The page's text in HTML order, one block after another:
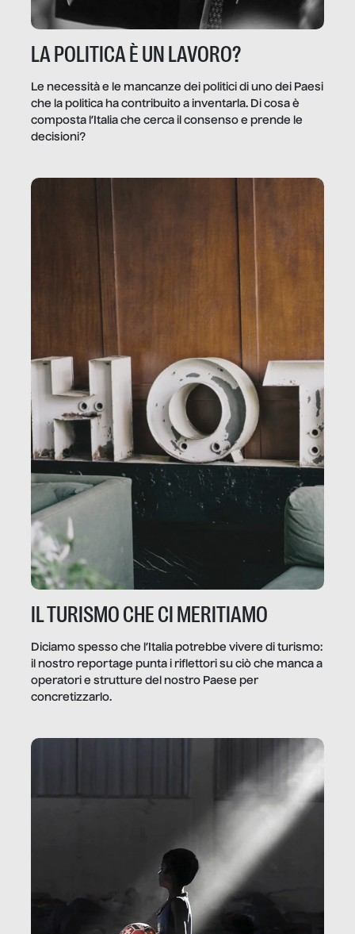
LA POLITICA È UN LAVORO?
Le necessità e le mancanze dei politici di uno dei Paesi
che la politica ha contribuito a inventarla. Di cosa è
composta l’Italia che cerca il consenso e prende le
decisioni?
IL TURISMO CHE CI MERITIAMO
Diciamo spesso che l’Italia potrebbe vivere di turismo:
il nostro reportage punta i riflettori su ciò che manca a
operatori e strutture del nostro Paese per
concretizzarlo.